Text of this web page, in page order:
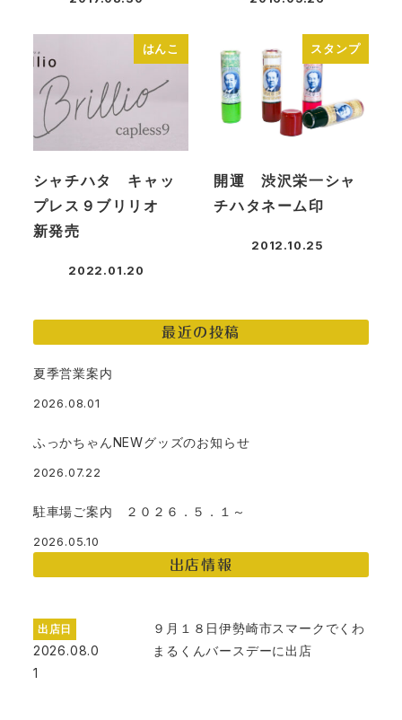
投稿日 投稿日
はんこ
シャチハタ キャッ
プレス９ブリリオ
新発売
2022.01.20
スタンプ
開運 渋沢栄一シャ
チハタネーム印
2012.10.25
最近の投稿
夏季営業案内
2026.08.01
ふっかちゃんNEWグッズのお知らせ
2026.07.22
駐車場ご案内 ２０２６．５．１～
2026.05.10
出店情報
出店日
2026.08.0
1
９月１８日伊勢崎市スマークでくわ
まるくんバースデーに出店